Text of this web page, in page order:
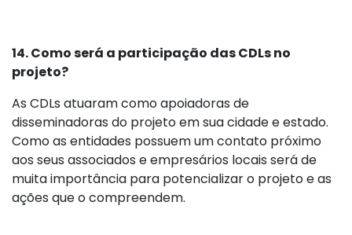
14. Como será a participação das CDLs no
projeto?
As CDLs atuaram como apoiadoras de
disseminadoras do projeto em sua cidade e estado.
Como as entidades possuem um contato próximo
aos seus associados e empresários locais será de
muita importância para potencializar o projeto e as
ações que o compreendem.